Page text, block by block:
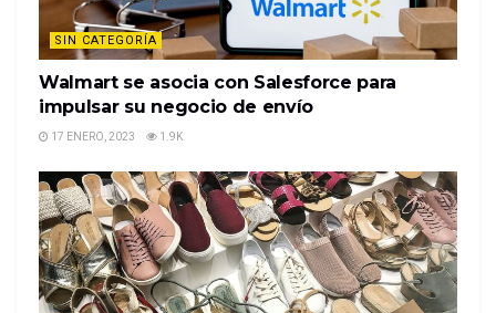
SIN CATEGORÍA
Walmart se asocia con Salesforce para
impulsar su negocio de envío
17 ENERO, 2023 1.9K